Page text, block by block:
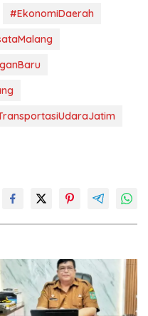
#EkonomiDaerah